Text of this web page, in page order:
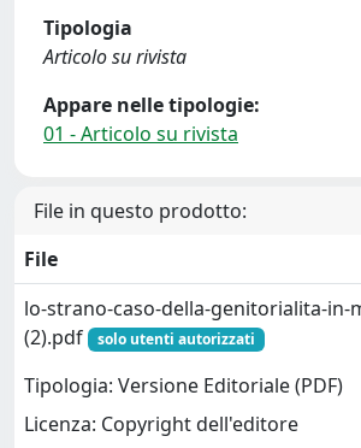
Tipologia
Articolo su rivista
Appare nelle tipologie:
01 - Articolo su rivista
File in questo prodotto:
File
lo-strano-caso-della-genitorialita-in-
(2).pdf
solo utenti autorizzati
Tipologia: Versione Editoriale (PDF)
Licenza: Copyright dell'editore